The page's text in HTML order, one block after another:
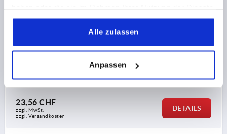
gesammelt haben.
Alle zulassen
Anpassen
GRUNDKÖRPER=KUNSTSTOFFBESCHICHTET
D2=30
H=47 H2=33,9 GRIFFHÖHE=64,4
H4=68,6
GRIFFLÄNGE=95
23,56 CHF
zzgl. MwSt.
zzgl. Versandkosten
DETAILS